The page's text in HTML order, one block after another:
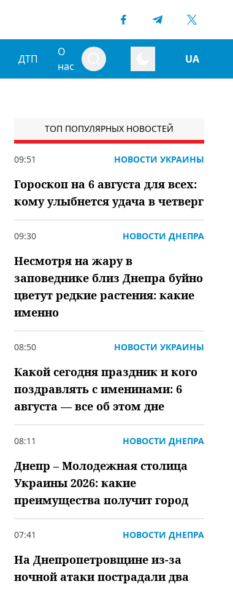
ДТП
О
нас
UA
ТОП ПОПУЛЯРНЫХ НОВОСТЕЙ
09:51 НОВОСТИ УКРАИНЫ
Гороскоп на 6 августа для всех:
кому улыбнется удача в четверг
09:30 НОВОСТИ ДНЕПРА
Несмотря на жару в
заповеднике близ Днепра буйно
цветут редкие растения: какие
именно
08:50 НОВОСТИ УКРАИНЫ
Какой сегодня праздник и кого
поздравлять с именинами: 6
августа — все об этом дне
08:11 НОВОСТИ ДНЕПРА
Днепр – Молодежная столица
Украины 2026: какие
преимущества получит город
07:41 НОВОСТИ ДНЕПРА
На Днепропетровщине из-за
ночной атаки пострадали два